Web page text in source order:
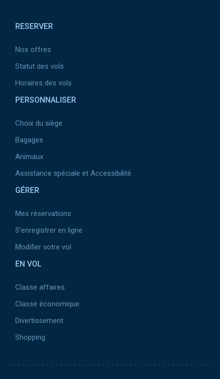
RESERVER
Nos offres
Statut des vols
Horaires des vols
PERSONNALISER
Choix du siège
Bagages
Animaux
Assistance spéciale et Accessibilité
GÉRER
Mes réservations
S'enregistrer en ligne
Modifier votre vol
EN VOL
Classe affaires
Classe économique
Divertissement
Shopping